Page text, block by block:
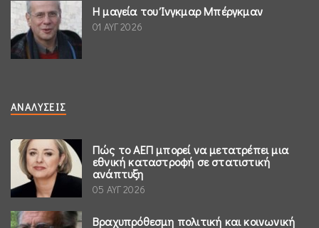
Η μαγεία του Ίνγκμαρ Μπέργκμαν
01 ΑΥΓ 2026
ΑΝΑΛΎΣΕΙΣ
Πώς το ΑΕΠ μπορεί να μετατρέπει μια
εθνική καταστροφή σε στατιστική
ανάπτυξη
05 ΑΥΓ 2026
Βραχυπρόθεσμη πολιτική και κοινωνική